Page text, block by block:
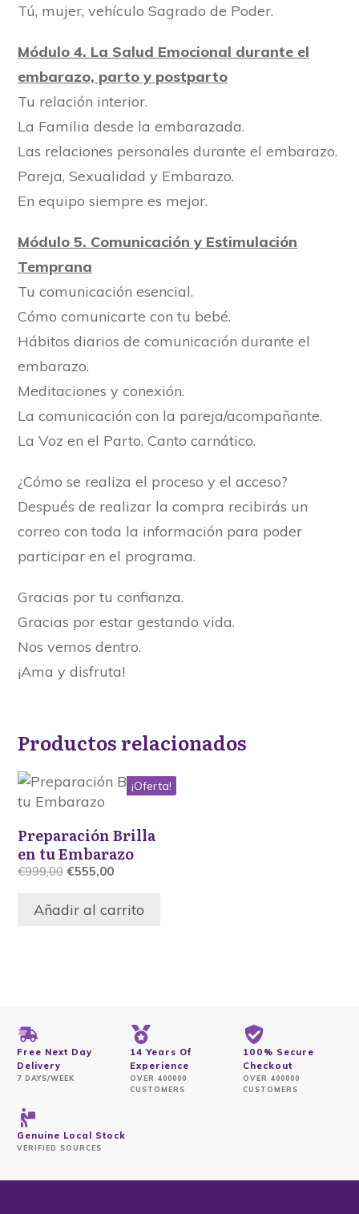
Tú, mujer, vehículo Sagrado de Poder.
Módulo 4. La Salud Emocional durante el
embarazo, parto y postparto
Tu relación interior.
La Familia desde la embarazada.
Las relaciones personales durante el embarazo.
Pareja, Sexualidad y Embarazo.
En equipo siempre es mejor.
Módulo 5. Comunicación y Estimulación
Temprana
Tu comunicación esencial.
Cómo comunicarte con tu bebé.
Hábitos diarios de comunicación durante el
embarazo.
Meditaciones y conexión.
La comunicación con la pareja/acompañante.
La Voz en el Parto. Canto carnático.
¿Cómo se realiza el proceso y el acceso?
Después de realizar la compra recibirás un
correo con toda la información para poder
participar en el programa.
Gracias por tu confianza.
Gracias por estar gestando vida.
Nos vemos dentro.
¡Ama y disfruta!
Productos relacionados
¡Oferta!
Preparación Brilla
en tu Embarazo
€999,00 El
original
€555,00El
actual
Añadir al carrito
Free Next Day
Delivery
7 DAYS/WEEK
14 Years Of
Experience
OVER 400000
CUSTOMERS
100% Secure
Checkout
OVER 400000
CUSTOMERS
Genuine Local Stock
VERIFIED SOURCES